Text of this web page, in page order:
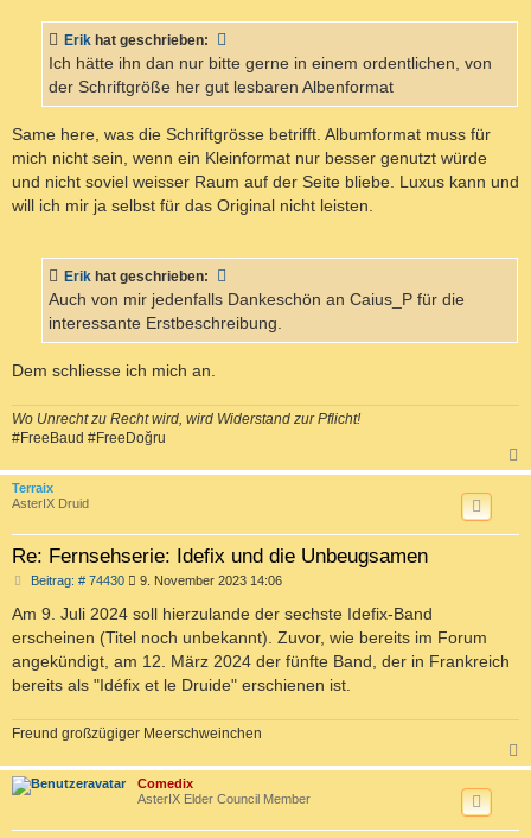
Erik hat geschrieben:
Ich hätte ihn dan nur bitte gerne in einem ordentlichen, von
der Schriftgröße her gut lesbaren Albenformat
Same here, was die Schriftgrösse betrifft. Albumformat muss für
mich nicht sein, wenn ein Kleinformat nur besser genutzt würde
und nicht soviel weisser Raum auf der Seite bliebe. Luxus kann und
will ich mir ja selbst für das Original nicht leisten.
Erik hat geschrieben:
Auch von mir jedenfalls Dankeschön an Caius_P für die
interessante Erstbeschreibung.
Dem schliesse ich mich an.
Wo Unrecht zu Recht wird, wird Widerstand zur Pflicht!
#FreeBaud #FreeDoğru
a
Terraix
AsterIX Druid
Re: Fernsehserie: Idefix und die Unbeugsamen
Beitrag: # 74430B
i
r
a
g
9. November 2023 14:06
Am 9. Juli 2024 soll hierzulande der sechste Idefix-Band
erscheinen (Titel noch unbekannt). Zuvor, wie bereits im Forum
angekündigt, am 12. März 2024 der fünfte Band, der in Frankreich
bereits als "Idéfix et le Druide" erschienen ist.
Freund großzügiger Meerschweinchen
a
Comedix
AsterIX Elder Council Member